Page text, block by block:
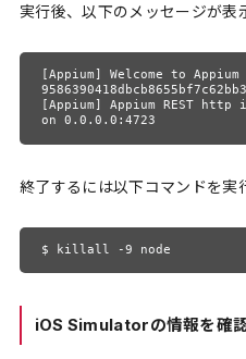
実行後、以下のメッセージが表
[Appium] Welcome to
[Appium] Appium REST
on 0.0.0.0:4723
終了するには以下コマンドを実
$ killall -9 node
iOS Simulatorの情報を確